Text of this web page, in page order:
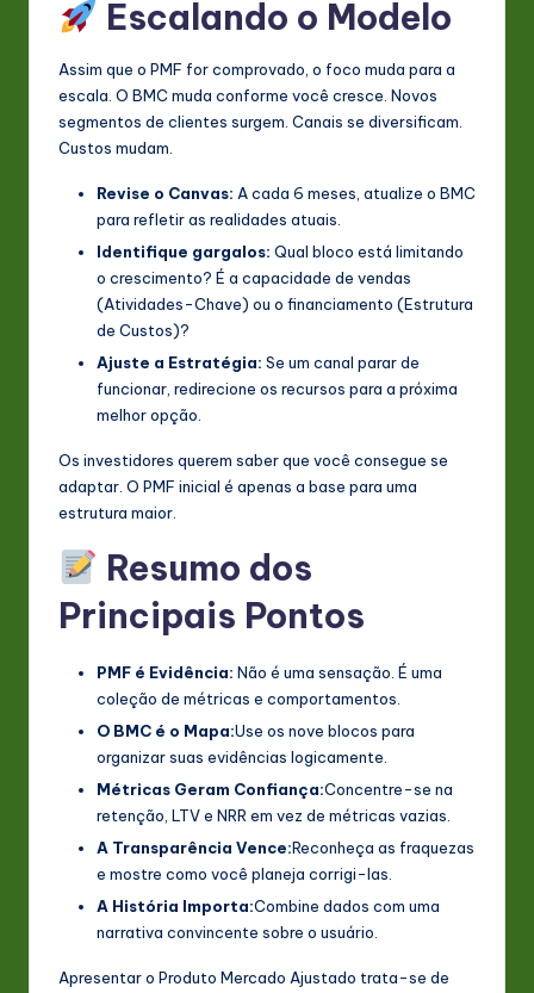
Escalando o Modelo
Assim que o PMF for comprovado, o foco muda para a
escala. O BMC muda conforme você cresce. Novos
segmentos de clientes surgem. Canais se diversificam.
Custos mudam.
Revise o Canvas: A cada 6 meses, atualize o BMC
para refletir as realidades atuais.
Identifique gargalos: Qual bloco está limitando
o crescimento? É a capacidade de vendas
(Atividades-Chave) ou o financiamento (Estrutura
de Custos)?
Ajuste a Estratégia: Se um canal parar de
funcionar, redirecione os recursos para a próxima
melhor opção.
Os investidores querem saber que você consegue se
adaptar. O PMF inicial é apenas a base para uma
estrutura maior.
Resumo dos
Principais Pontos
PMF é Evidência: Não é uma sensação. É uma
coleção de métricas e comportamentos.
O BMC é o Mapa:Use os nove blocos para
organizar suas evidências logicamente.
Métricas Geram Confiança:Concentre-se na
retenção, LTV e NRR em vez de métricas vazias.
A Transparência Vence:Reconheça as fraquezas
e mostre como você planeja corrigi-las.
A História Importa:Combine dados com uma
narrativa convincente sobre o usuário.
Apresentar o Produto Mercado Ajustado trata-se de